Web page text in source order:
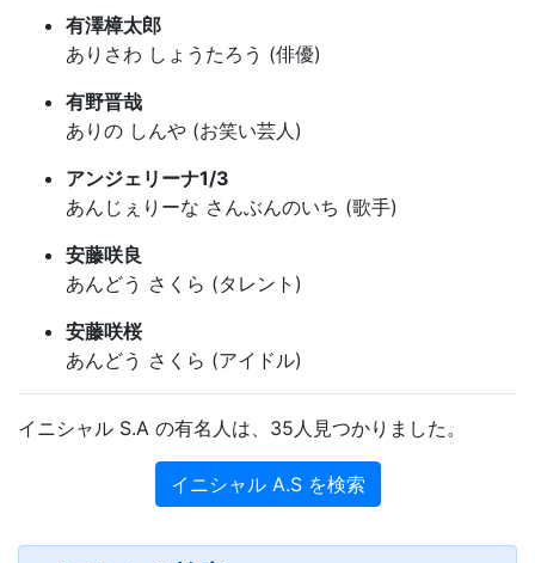
有澤樟太郎
ありさわ しょうたろう (俳優)
有野晋哉
ありの しんや (お笑い芸人)
アンジェリーナ1/3
あんじぇりーな さんぶんのいち (歌手)
安藤咲良
あんどう さくら (タレント)
安藤咲桜
あんどう さくら (アイドル)
イニシャル S.A の有名人は、35人見つかりました。
イニシャル A.S を検索